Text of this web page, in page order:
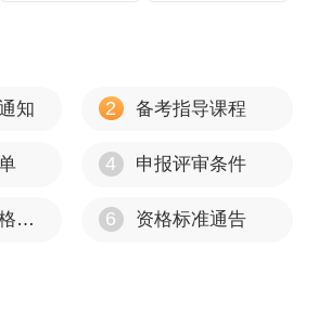
使用。
安全，维护考试公平公正，人
作人员在考试过程中可以采取
进入或离开考场、考点，提出
考生身份证件、所携带物品，
设备、专业人员进行检查；依
备，集中保管考生违规携带的
知 2 备考指导课程
4 申报评审条件
告 6 资格标准通告